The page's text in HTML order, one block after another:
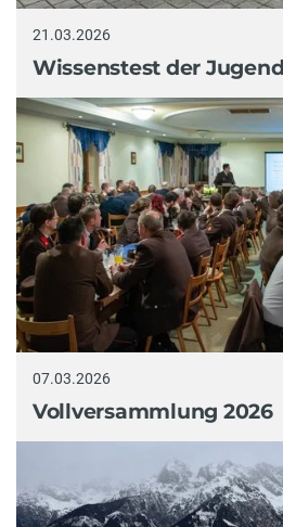
21.03.2026
Wissenstest der Jugend
07.03.2026
Vollversammlung 2026